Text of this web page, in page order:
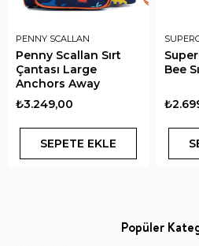
PENNY SCALLAN
Penny Scallan Sırt
Çantası Large
Anchors Away
₺3.249,00
SEPETE EKLE
Bee
Popüler